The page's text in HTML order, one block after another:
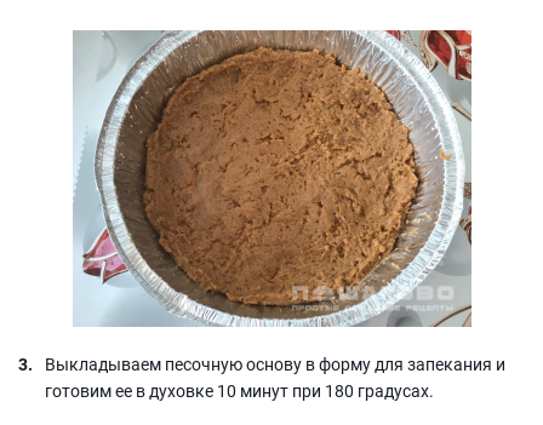
Выкладываем песочную основу в форму для запекания и
готовим ее в духовке 10 минут при 180 градусах.